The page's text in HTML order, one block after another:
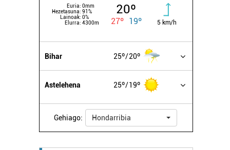
Euria: 0mm
Hezetasuna: 91%
Lainoak: 0%
Elurra: 4300m
20º
27º 19º 5 km/h
Bihar 25º 20º
Astelehena 25º 19º
Gehiago: Hondarribia